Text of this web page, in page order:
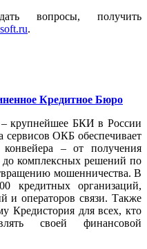
вопросы, получить
.
Кредитное Бюро
крупнейшее БКИ в России
ОКБ обеспечивает
– от получения
до комплексных решений по
мошенничества. В
кредитных организаций,
операторов связи. Также
Кредистория для всех, кто
своей финансовой